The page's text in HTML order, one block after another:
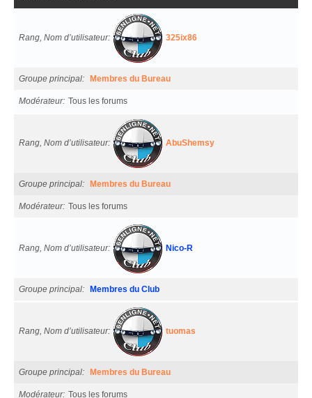
Rang, Nom d’utilisateur 325ix86
Groupe principal Membres du Bureau
Modérateur Tous les forums
Rang, Nom d’utilisateur AbuShemsy
Groupe principal Membres du Bureau
Modérateur Tous les forums
Rang, Nom d’utilisateur Nico-R
Groupe principal Membres du Club
Rang, Nom d’utilisateur tuomas
Groupe principal Membres du Bureau
Modérateur Tous les forums